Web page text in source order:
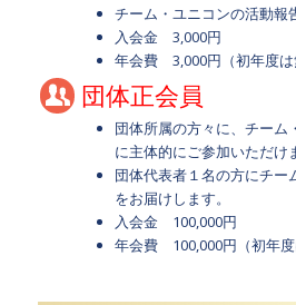
チーム・ユニコンの活動報
入会金 3,000円
年会費 3,000円（初年度は
団体正会員
団体所属の方々に、チーム
に主体的にご参加いただけ
団体代表者１名の方にチー
をお届けします。
入会金 100,000円
年会費 100,000円（初年度